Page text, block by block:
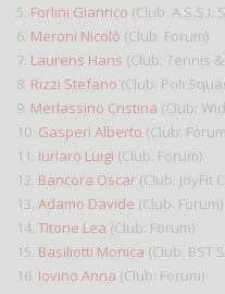
5. Forlini Gianrico (Club: A.S.S.I.
6. Meroni Nicolò (Club: Forum)
7. Laurens Hans (Club: Tennis
8. Rizzi Stefano (Club: Poli
9. Merlassino Cristina (Club:
10. Gasperi Alberto (Club:
11. Iurlaro Luigi (Club: Forum)
12. Bancora Oscar (Club: JoyFit
13. Adamo Davide (Club: Forum)
14. Titone Lea (Club: Forum)
15. Basiliotti Monica (Club: BST
16. Iovino Anna (Club: Forum)